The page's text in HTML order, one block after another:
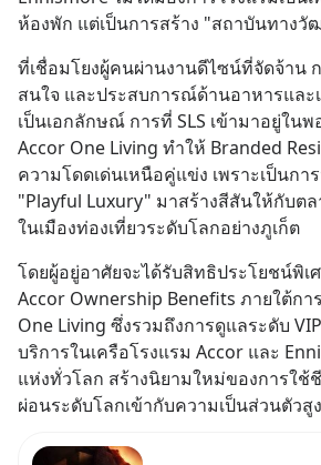
ห้องพัก แต่เป็นการสร้าง "สถาบันทางวั
ที่เชื่อมโยงผู้คนผ่านงานดีไซน์ที่จัดจ้าน ก
สนใจ และประสบการณ์ด้านอาหารและ
เป็นเอกลักษณ์ การที่ SLS เข้ามาอยู่ใน
Accor One Living ทำให้ Branded
ความโดดเด่นเหนือคู่แข่ง เพราะเป็นกา
"Playful Luxury" มาสร้างสีสันให้กับต
ในเมืองท่องเที่ยวระดับโลกอย่างภูเก็ต
โดยผู้อยู่อาศัยจะได้รับสิทธิประโยชน์พิเ
Accor Ownership Benefits ภายใต้กา
One Living ซึ่งรวมถึงการดูแลระดับ
บริการในเครือโรงแรม Accor และ
แห่งทั่วโลก สร้างนิยามใหม่ของการใช้
ผ่อนระดับโลกเข้ากับความเป็นส่วนตัวสู